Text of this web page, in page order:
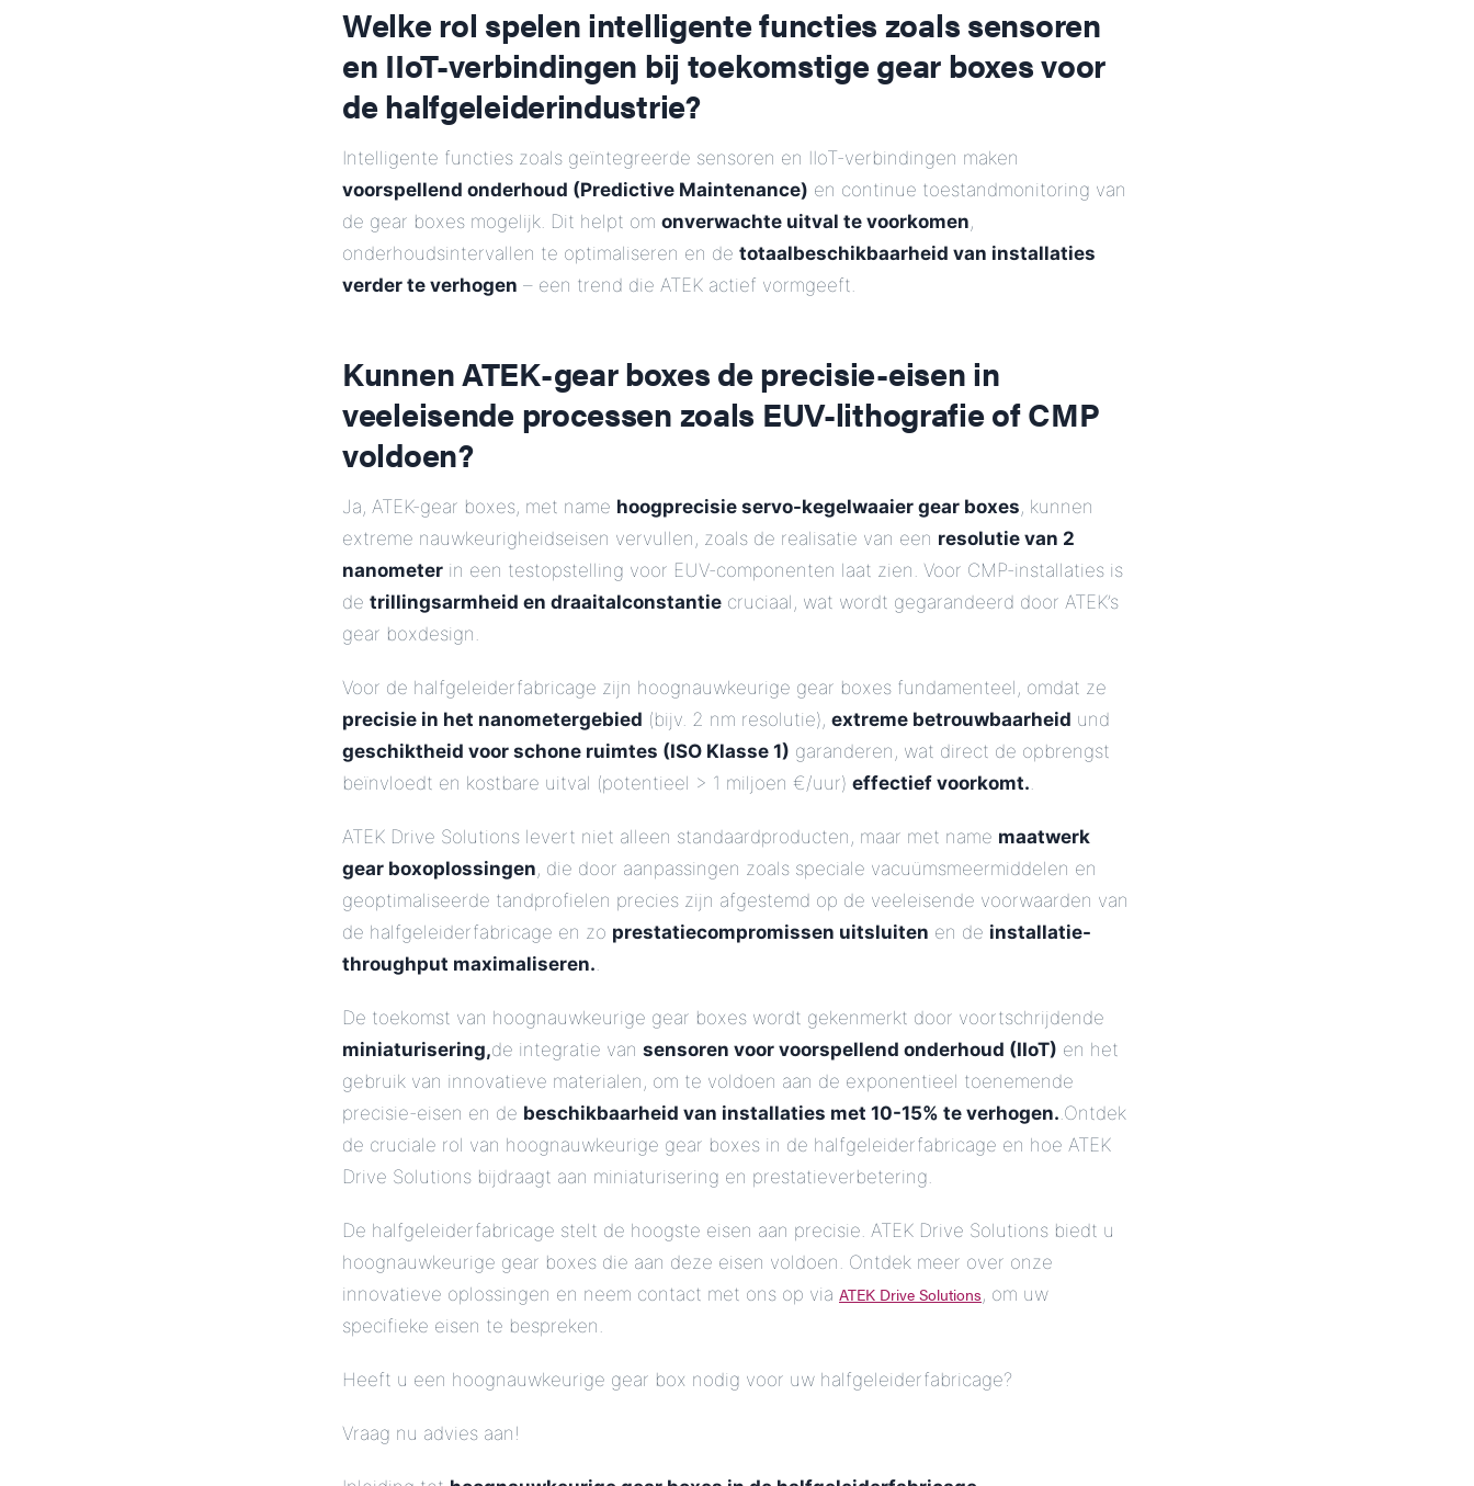
Welke rol spelen intelligente functies zoals sensoren
en IIoT-verbindingen bij toekomstige gear boxes voor
de halfgeleiderindustrie?
Intelligente functies zoals geïntegreerde sensoren en IIoT-verbindingen maken
voorspellend onderhoud (Predictive Maintenance) en continue toestandmonitoring van
de gear boxes mogelijk. Dit helpt om onverwachte uitval te voorkomen,
onderhoudsintervallen te optimaliseren en de totaalbeschikbaarheid van installaties
verder te verhogen – een trend die ATEK actief vormgeeft.
Kunnen ATEK-gear boxes de precisie-eisen in
veeleisende processen zoals EUV-lithografie of CMP
voldoen?
Ja, ATEK-gear boxes, met name hoogprecisie servo-kegelwaaier gear boxes, kunnen
extreme nauwkeurigheidseisen vervullen, zoals de realisatie van een resolutie van 2
nanometer in een testopstelling voor EUV-componenten laat zien. Voor CMP-installaties is
de trillingsarmheid en draaitalconstantie cruciaal, wat wordt gegarandeerd door ATEK’s
gear boxdesign.
Voor de halfgeleiderfabricage zijn hoognauwkeurige gear boxes fundamenteel, omdat ze
precisie in het nanometergebied (bijv. 2 nm resolutie), extreme betrouwbaarheid und
geschiktheid voor schone ruimtes (ISO Klasse 1) garanderen, wat direct de opbrengst
beïnvloedt en kostbare uitval (potentieel > 1 miljoen €/uur) effectief voorkomt..
ATEK Drive Solutions levert niet alleen standaardproducten, maar met name maatwerk
gear boxoplossingen, die door aanpassingen zoals speciale vacuümsmeermiddelen en
geoptimaliseerde tandprofielen precies zijn afgestemd op de veeleisende voorwaarden van
de halfgeleiderfabricage en zo prestatiecompromissen uitsluiten en de installatie-
throughput maximaliseren..
De toekomst van hoognauwkeurige gear boxes wordt gekenmerkt door voortschrijdende
miniaturisering,de integratie van sensoren voor voorspellend onderhoud (IIoT) en het
gebruik van innovatieve materialen, om te voldoen aan de exponentieel toenemende
precisie-eisen en de beschikbaarheid van installaties met 10-15% te verhogen..Ontdek
de cruciale rol van hoognauwkeurige gear boxes in de halfgeleiderfabricage en hoe ATEK
Drive Solutions bijdraagt aan miniaturisering en prestatieverbetering.
De halfgeleiderfabricage stelt de hoogste eisen aan precisie. ATEK Drive Solutions biedt u
hoognauwkeurige gear boxes die aan deze eisen voldoen. Ontdek meer over onze
innovatieve oplossingen en neem contact met ons op via ATEK Drive Solutions, om uw
specifieke eisen te bespreken.
Heeft u een hoognauwkeurige gear box nodig voor uw halfgeleiderfabricage?
Vraag nu advies aan!